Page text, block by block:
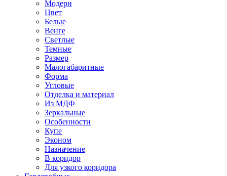
Модерн
Цвет
Белые
Венге
Светлые
Темные
Размер
Малогабаритные
Форма
Угловые
Отделка и материал
Из МДФ
Зеркальные
Особенности
Купе
Эконом
Назначение
В коридор
Для узкого коридора